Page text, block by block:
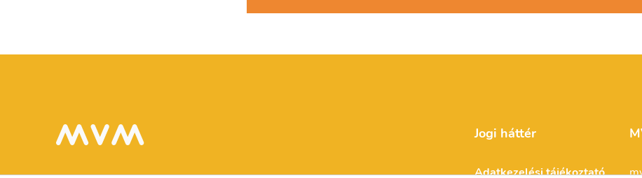
Jogi háttér
Adatkezelési tájékoztató